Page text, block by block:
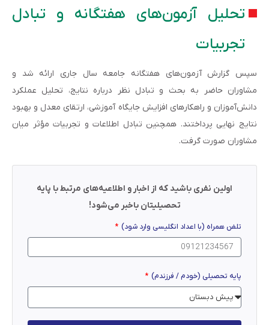
تحلیل آزمون‌های هفتگانه و تبادل
تجربیات
سپس گزارش آزمون‌های هفتگانه جامعه سال جاری ارائه شد و
مشاوران حاضر به بحث و تبادل نظر درباره نتایج، تحلیل عملکرد
دانش‌آموزان و راهکارهای افزایش جایگاه آموزشی، ارتقای معدل و بهبود
نتایج نهایی پرداختند. همچنین تبادل اطلاعات و تجربیات مؤثر میان
مشاوران صورت گرفت.
اولین نفری باشید که از اخبار و اطلاعیه‌های مرتبط با پایه
تحصیلیتان باخبر می‌شود!
تلفن همراه (با اعداد انگلیسی وارد شود)
پایه تحصیلی (خودم / فرزندم)